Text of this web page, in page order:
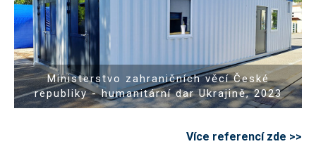
Ministerstvo zahraničních věcí České
republiky - humanitární dar Ukrajině, 2023
Více referencí zde >>